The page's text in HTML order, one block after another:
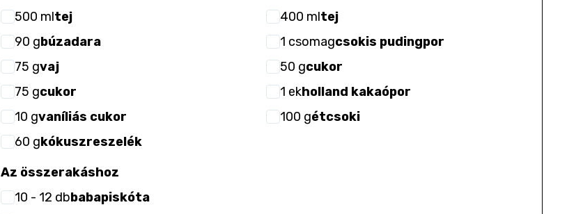
500 mltej
90 gbúzadara
75 gvaj
75 gcukor
10 gvaníliás cukor
60 gkókuszreszelék
400 mltej
1 csomagcsokis pudingpor
50 gcukor
1 ekholland kakaópor
100 gétcsoki
Az összerakáshoz
10 - 12 dbbabapiskóta